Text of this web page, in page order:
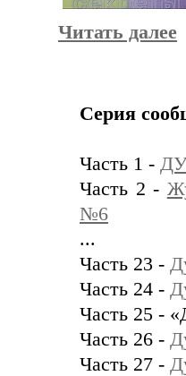
Читать далее
Серия
Часть 1 -
Часть 2 -
№6
...
Часть 23 -
Часть 24 -
Часть 25 -
Часть 26 -
Часть 27 -